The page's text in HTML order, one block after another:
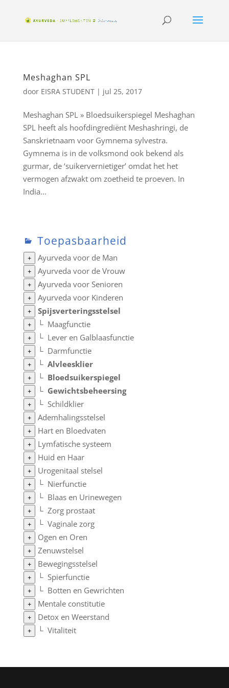
Meshaghan SPL
door EISRA STUDENT| jul 25, 2017
Meshaghan SPL » Bloedsuikerspiegel Meshaghan
SPL heeft als hoofdingrediënt Meshashringi, de
Sanskrietnaam voor Gymnema sylvestra.
Gymnema is in de volksmond ook bekend als
gurmar, de ‘suikervernietiger’ omdat het het
vermogen afzwakt om zoetheid te proeven. In
India...
Toepasbaarheid
+ Ayurveda voor de Man
+ Ayurveda voor de Vrouw
+ Ayurveda voor Senioren
+ Ayurveda voor Kinderen
+ Spijsverteringsstelsel
+ └ Maagfunctie
+ └ Lever en Galblaasfunctie
+ └ Darmfunctie
+ └ Alvleesklier
+ └ Bloedsuikerspiegel
+ └ Gewichtsbeheersing
+ └ Schildklier
+ Ademhalingsstelsel
+ Hart en Bloedvaten
+ Lymfatische systeem
+ Huid en Haar
+ Urogenitaal stelsel
+ └ Nierfunctie
+ └ Blaas en Urinewegen
+ └ Zorg prostaat
+ └ Vaginale zorg
+ Ogen en Oren
+ Zenuwstelsel
+ Bewegingsstelsel
+ └ Spierfunctie
+ └ Botten en Gewrichten
+ Mentale constitutie
+ Detox en Weerstand
+ └ Vitaliteit